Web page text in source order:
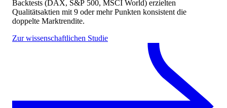
Backtests (DAX, S&P 500, MSCI World) erzielten
Qualitätsaktien mit 9 oder mehr Punkten konsistent die
doppelte Marktrendite.
Zur wissenschaftlichen Studie